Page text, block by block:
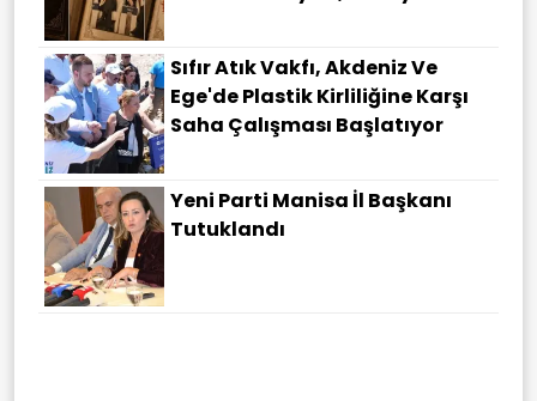
Sıfır Atık Vakfı, Akdeniz Ve
Ege'de Plastik Kirliliğine Karşı
Saha Çalışması Başlatıyor
Yeni Parti Manisa İl Başkanı
Tutuklandı